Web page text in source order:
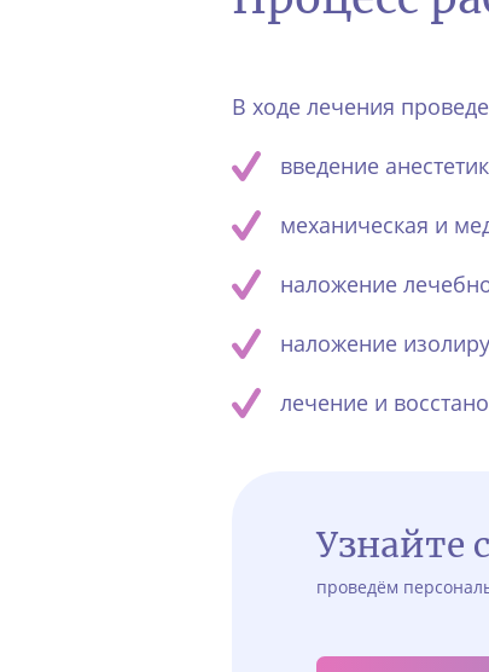
В ходе лечения
введение
механическая и
наложение
наложение
лечение и
Узнайте
проведём